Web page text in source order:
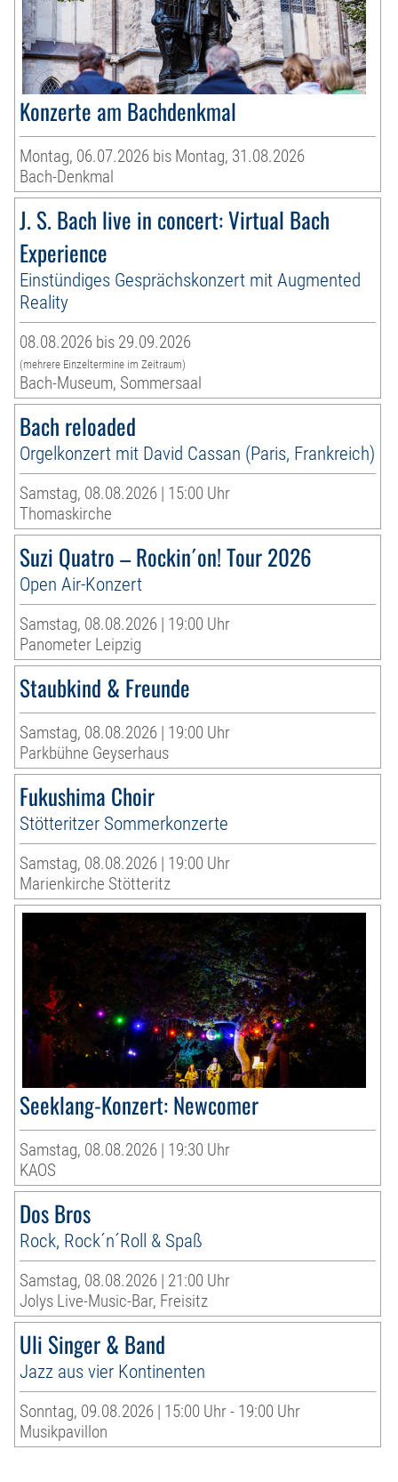
Konzerte am Bachdenkmal
Montag, 06.07.2026 bis Montag, 31.08.2026
Bach-Denkmal
J. S. Bach live in concert: Virtual Bach
Experience
Einstündiges Gesprächskonzert mit Augmented
Reality
08.08.2026 bis 29.09.2026
(mehrere Einzeltermine im Zeitraum)
Bach-Museum, Sommersaal
Bach reloaded
Orgelkonzert mit David Cassan (Paris, Frankreich)
Samstag, 08.08.2026 | 15:00 Uhr
Thomaskirche
Suzi Quatro – Rockin´on! Tour 2026
Open Air-Konzert
Samstag, 08.08.2026 | 19:00 Uhr
Panometer Leipzig
Staubkind & Freunde
Samstag, 08.08.2026 | 19:00 Uhr
Parkbühne Geyserhaus
Fukushima Choir
Stötteritzer Sommerkonzerte
Samstag, 08.08.2026 | 19:00 Uhr
Marienkirche Stötteritz
Seeklang-Konzert: Newcomer
Samstag, 08.08.2026 | 19:30 Uhr
KAOS
Dos Bros
Rock, Rock´n´Roll & Spaß
Samstag, 08.08.2026 | 21:00 Uhr
Jolys Live-Music-Bar, Freisitz
Uli Singer & Band
Jazz aus vier Kontinenten
Sonntag, 09.08.2026 | 15:00 Uhr - 19:00 Uhr
Musikpavillon